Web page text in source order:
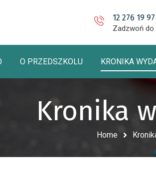
12 276 19 97
Zadzwoń do
O PRZEDSZKOLU KRONIKA
Kronika
Home